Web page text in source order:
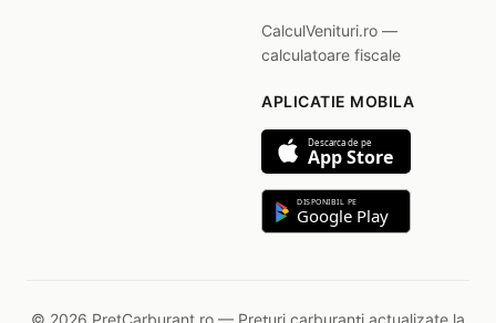
CalculVenituri.ro —
calculatoare fiscale
APLICATIE MOBILA
Descarca de pe
App Store
DISPONIBIL PE
Google Play
© 2026 PretCarburant.ro — Prețuri carburanți actualizate la